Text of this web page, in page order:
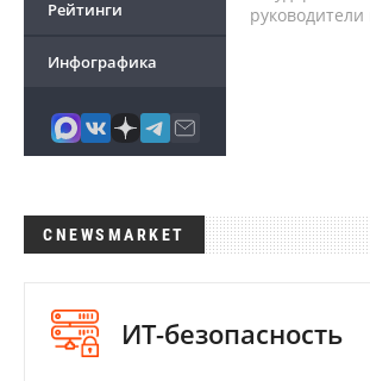
Рейтинги
Инфографика
CNEWSMARKET
ИТ-безопасность